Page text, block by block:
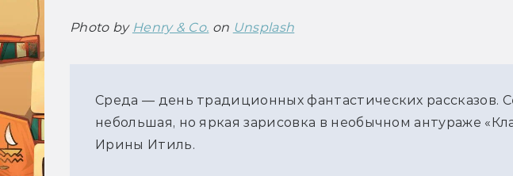
Photo by Henry & Co. on Unsplash
Среда — день традиционных фантастических рассказов.
небольшая, но яркая зарисовка в необычном антураже
Ирины Итиль.